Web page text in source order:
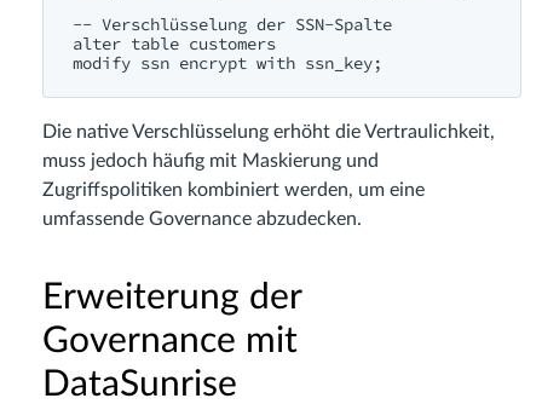
-- Verschlüsselung der SSN-Spalte
alter table customers
Die native Verschlüsselung erhöht die Vertraulichkeit,
muss jedoch häufig mit Maskierung und
Zugriffspolitiken kombiniert werden, um eine
umfassende Governance abzudecken.
Erweiterung der
Governance mit
DataSunrise